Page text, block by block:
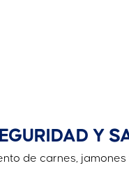
Y
de carnes,